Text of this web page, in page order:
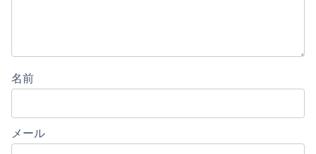
名前
メール